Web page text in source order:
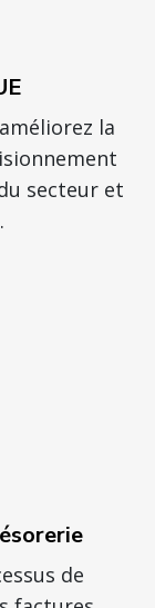
la
secteur et
de